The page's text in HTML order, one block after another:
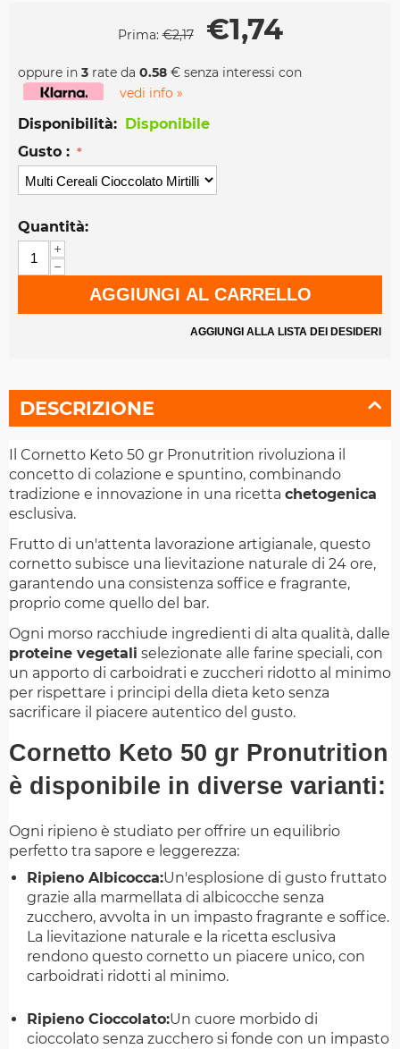
Prima:€2,17 €1,74
oppure in 3 rate da 0.58 € senza interessi con
vedi info »
Disponibilità:
Disponibile
Gusto :
Quantità:
+
−
AGGIUNGI AL CARRELLO
AGGIUNGI ALLA LISTA DEI DESIDERI
DESCRIZIONE
Il Cornetto Keto 50 gr Pronutrition rivoluziona il
concetto di colazione e spuntino, combinando
tradizione e innovazione in una ricetta chetogenica
esclusiva.
Frutto di un'attenta lavorazione artigianale, questo
cornetto subisce una lievitazione naturale di 24 ore,
garantendo una consistenza soffice e fragrante,
proprio come quello del bar.
Ogni morso racchiude ingredienti di alta qualità, dalle
proteine vegetali selezionate alle farine speciali, con
un apporto di carboidrati e zuccheri ridotto al minimo
per rispettare i principi della dieta keto senza
sacrificare il piacere autentico del gusto.
Cornetto Keto 50 gr Pronutrition
è disponibile in diverse varianti:
Ogni ripieno è studiato per offrire un equilibrio
perfetto tra sapore e leggerezza:
Ripieno Albicocca:Un'esplosione di gusto fruttato
grazie alla marmellata di albicocche senza
zucchero, avvolta in un impasto fragrante e soffice.
La lievitazione naturale e la ricetta esclusiva
rendono questo cornetto un piacere unico, con
carboidrati ridotti al minimo.
Ripieno Cioccolato:Un cuore morbido di
cioccolato senza zucchero si fonde con un impasto